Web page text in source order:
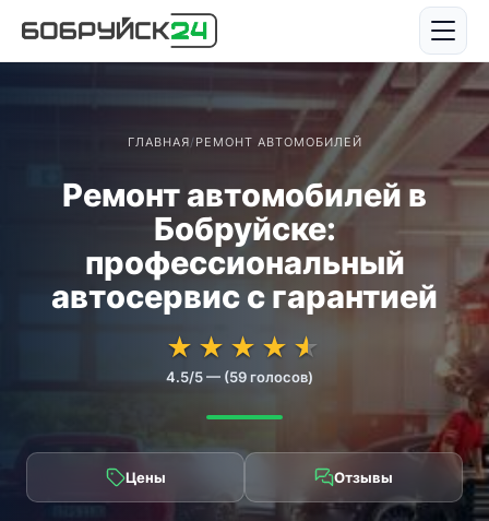
ГЛАВНАЯ/РЕМОНТ АВТОМОБИЛЕЙ
Ремонт автомобилей в
Бобруйске:
профессиональный
автосервис с гарантией
★★★★★
★★★★★
★ ★ ★ ★ ★
4.5/5 — (59 голосов)
Цены Отзывы